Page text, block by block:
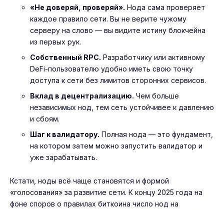
«Не доверяй, проверяй». Нода сама проверяет
каждое правило сети. Вы не верите чужому
серверу на слово — вы видите истину блокчейна
из первых рук.
Собственный RPC. Разработчику или активному
DeFi-пользователю удобно иметь свою точку
доступа к сети без лимитов сторонних сервисов.
Вклад в децентрализацию. Чем больше
независимых нод, тем сеть устойчивее к давлению
и сбоям.
Шаг к валидатору. Полная нода — это фундамент,
на котором затем можно запустить валидатор и
уже зарабатывать.
Кстати, ноды всё чаще становятся и формой
«голосования» за развитие сети. К концу 2025 года на
фоне споров о правилах биткоина число нод на